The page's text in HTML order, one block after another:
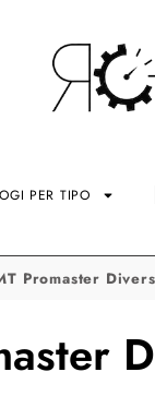
PER TIPO
Promaster